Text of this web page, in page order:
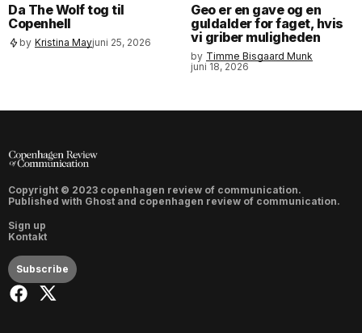
Da The Wolf tog til
Copenhell
by Kristina Mayjuni 25, 2026
Geo er en gave og en
guldalder for faget, hvis
vi griber muligheden
by Timme Bisgaard Munk
juni 18, 2026
Copyright © 2023 copenhagen review of communication.
Published with Ghost and copenhagen review of communication.
Sign up
Kontakt
Subscribe